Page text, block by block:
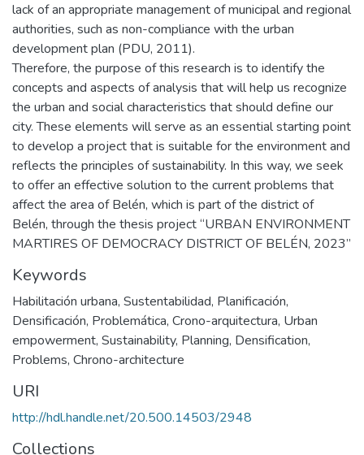
lack of an appropriate management of municipal and regional
authorities, such as non-compliance with the urban
development plan (PDU, 2011).
Therefore, the purpose of this research is to identify the
concepts and aspects of analysis that will help us recognize
the urban and social characteristics that should define our
city. These elements will serve as an essential starting point
to develop a project that is suitable for the environment and
reflects the principles of sustainability. In this way, we seek
to offer an effective solution to the current problems that
affect the area of Belén, which is part of the district of
Belén, through the thesis project “URBAN ENVIRONMENT
MARTIRES OF DEMOCRACY DISTRICT OF BELÉN, 2023”
Keywords
Habilitación urbana, Sustentabilidad, Planificación,
Densificación, Problemática, Crono-arquitectura, Urban
empowerment, Sustainability, Planning, Densification,
Problems, Chrono-architecture
URI
http://hdl.handle.net/20.500.14503/2948
Collections